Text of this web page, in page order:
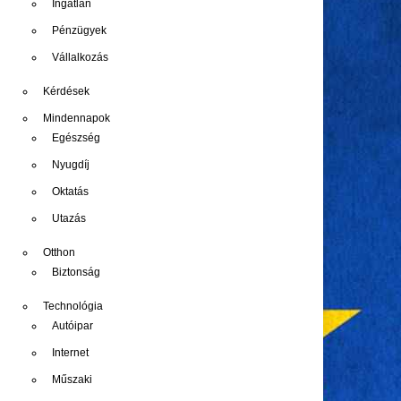
Ingatlan
Pénzügyek
Vállalkozás
Kérdések
Mindennapok
Egészség
Nyugdíj
Oktatás
Utazás
Otthon
Biztonság
Technológia
Autóipar
Internet
Műszaki